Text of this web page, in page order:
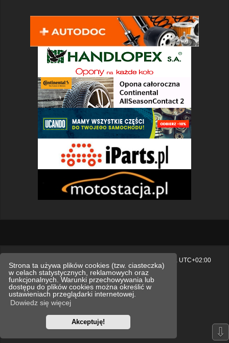
Strona ta używa plików cookies (tzw. ciasteczka)
w celach statystycznych, reklamowych oraz
funkcjonalnych. Warunki przechowywania lub
dostępu do plików cookies można określić w
ustawieniach przeglądarki internetowej.
Dowiedz się więcej
Akceptuję!
UTC+02:00
Polityka prywatności.
Technologię dostarczaphpBB® Forum Software © phpBB Limited
Polski pakiet językowy dostarczaphpBB.pl
Style we_universal created by INVENTEA & v12mike
phpBB SEO ⇩